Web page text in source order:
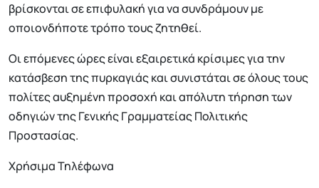
βρίσκονται σε επιφυλακή για να συνδράμουν με
οποιονδήποτε τρόπο τους ζητηθεί.
Οι επόμενες ώρες είναι εξαιρετικά κρίσιμες για την
κατάσβεση της πυρκαγιάς και συνιστάται σε όλους τους
πολίτες αυξημένη προσοχή και απόλυτη τήρηση των
οδηγιών της Γενικής Γραμματείας Πολιτικής
Προστασίας.
Χρήσιμα Τηλέφωνα